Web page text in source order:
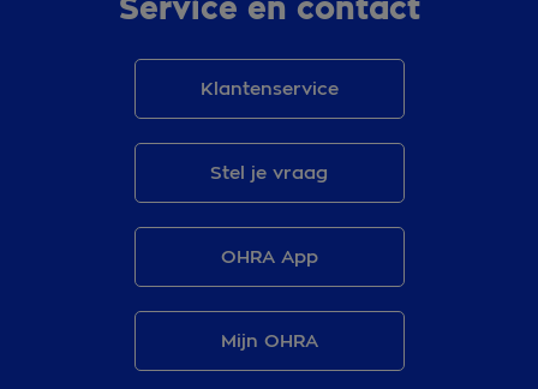
Service en contact
Klantenservice
Stel je vraag
OHRA App
Mijn OHRA